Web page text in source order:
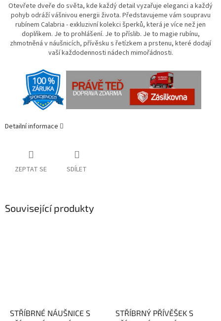
Otevřete dveře do světa, kde každý detail vyzařuje eleganci a každý
pohyb odráží vášnivou energii života. Představujeme vám soupravu
rubínem Calabria - exkluzivní kolekci šperků, která je více než jen
doplňkem. Je to prohlášení. Je to příslib. Je to magie rubínu,
zhmotněná v náušnicích, přívěsku s řetízkem a prstenu, které dodají
vaší každodennosti nádech mimořádnosti.
Detailní informace
ZEPTAT SE SDÍLET
Související produkty
STŘÍBRNÉ NÁUŠNICE S
STŘÍBRNÝ PŘÍVĚŠEK S